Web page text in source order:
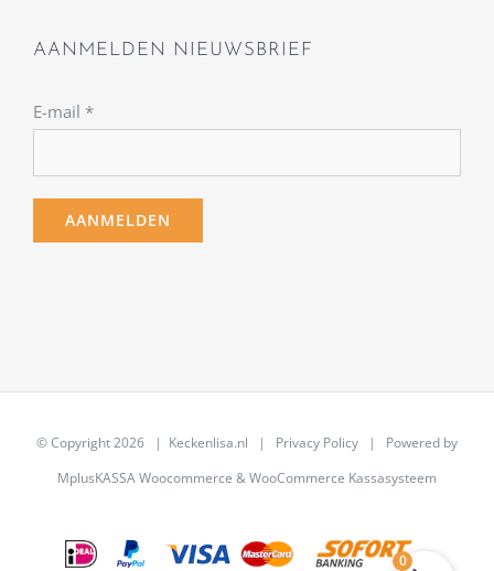
AANMELDEN NIEUWSBRIEF
E-mail *
© Copyright2026 | Keckenlisa.nl | Privacy Policy | Powered by
MplusKASSA Woocommerce &WooCommerce Kassasysteem
0